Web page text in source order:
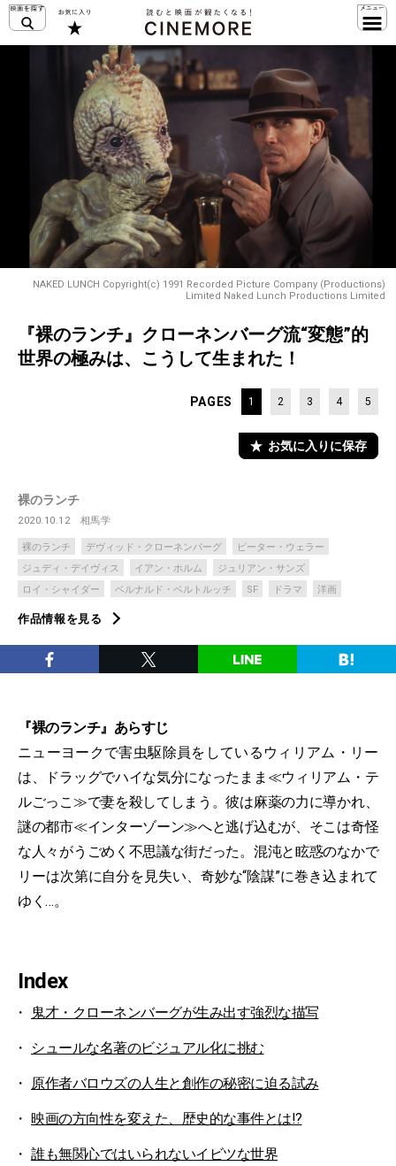
NAKED LUNCH Copyright(c) 1991 Recorded Picture Company (Productions)
Limited Naked Lunch Productions Limited
『裸のランチ』クローネンバーグ流“変態”的
世界の極みは、こうして生まれた！
PAGES 1 2 3 4 5
お気に入りに保存
裸のランチ
2020.10.12 相馬学
裸のランチ デヴィッド・クローネンバーグ
ピーター・ウェラー
ジュディ・デイヴィス
イアン・ホルム
ジュリアン・サンズ
ロイ・シャイダー
ベルナルド・ベルトルッチ SF ドラマ 洋画
作品情報を見る
『裸のランチ』あらすじ
ニューヨークで害虫駆除員をしているウィリアム・リー
は、ドラッグでハイな気分になったまま≪ウィリアム・テ
ルごっこ≫で妻を殺してしまう。彼は麻薬の力に導かれ、
謎の都市≪インターゾーン≫へと逃げ込むが、そこは奇怪
な人々がうごめく不思議な街だった。混沌と眩惑のなかで
リーは次第に自分を見失い、奇妙な“陰謀”に巻き込まれて
ゆく…。
Index
鬼才・クローネンバーグが生み出す強烈な描写
シュールな名著のビジュアル化に挑む
原作者バロウズの人生と創作の秘密に迫る試み
映画の方向性を変えた、歴史的な事件とは!?
誰も無関心ではいられないイビツな世界